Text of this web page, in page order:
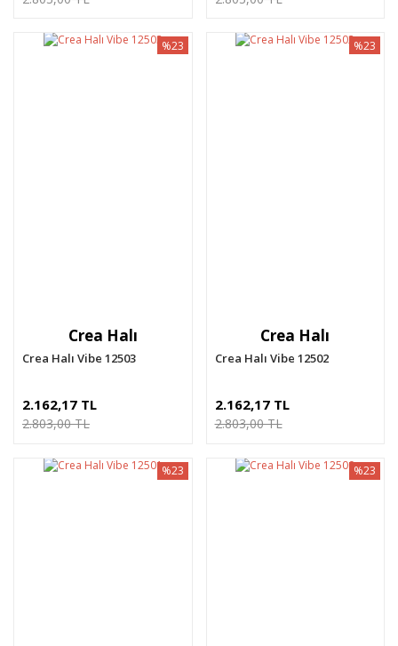
Crea Halı
Crea Halı Vibe 12503
%23
2.162,17 TL
2.803,00 TL
Crea Halı
Crea Halı Vibe 12502
%23
2.162,17 TL
2.803,00 TL
%23 %23